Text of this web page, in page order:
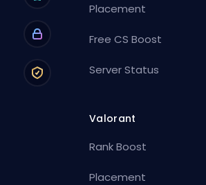
Placement
Free CS Boost
Server Status
Valorant
Rank Boost
Placement